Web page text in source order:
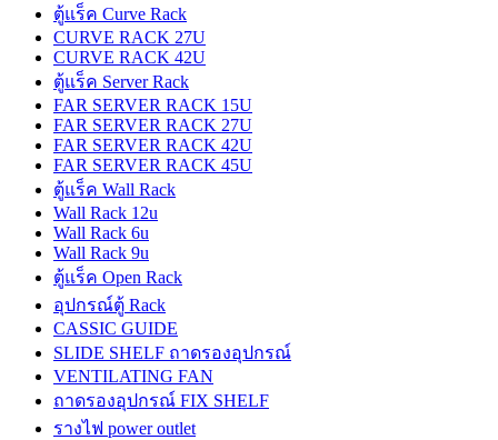
ตู้แร็ค Curve Rack
CURVE RACK 27U
CURVE RACK 42U
ตู้แร็ค Server Rack
FAR SERVER RACK 15U
FAR SERVER RACK 27U
FAR SERVER RACK 42U
FAR SERVER RACK 45U
ตู้แร็ค Wall Rack
Wall Rack 12u
Wall Rack 6u
Wall Rack 9u
ตู้แร็ค Open Rack
อุปกรณ์ตู้ Rack
CASSIC GUIDE
SLIDE SHELF ถาดรองอุปกรณ์
VENTILATING FAN
ถาดรองอุปกรณ์ FIX SHELF
รางไฟ power outlet